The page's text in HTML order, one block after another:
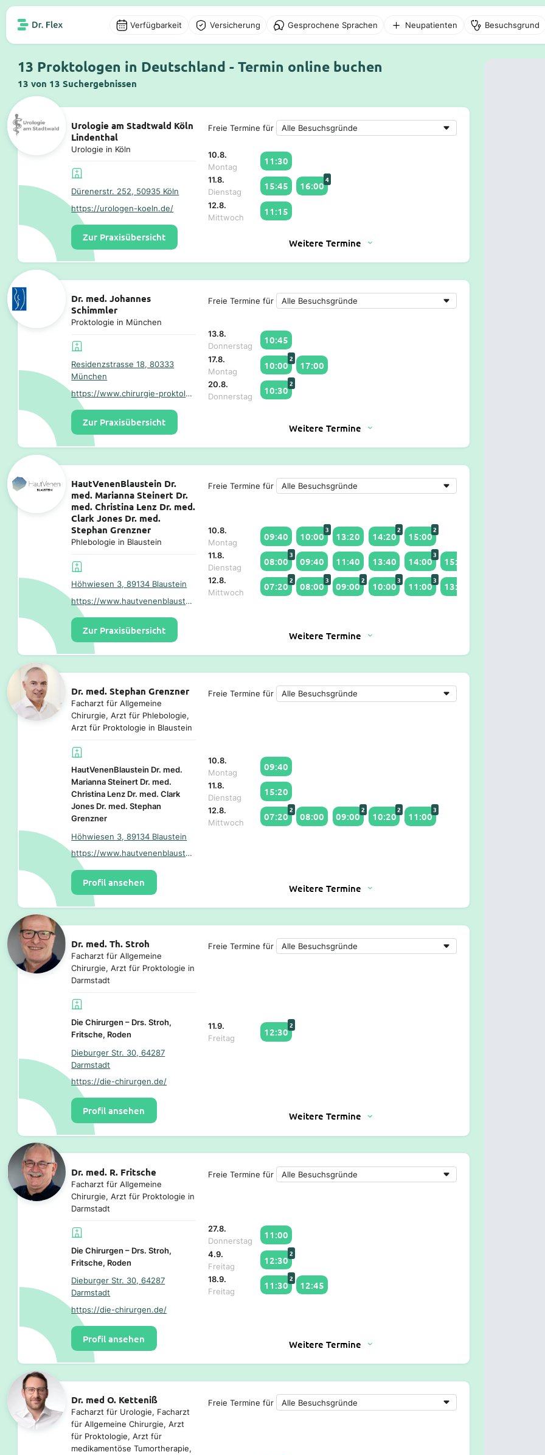
Verfügbarkeit Versicherung Gesprochene Sprachen Neupatienten Besuchsgrund
13 Proktologen in Deutschland - Termin online buchen
13 von 13 Suchergebnissen
Urologie am Stadtwald Köln
Lindenthal
Urologie in Köln
Dürenerstr. 252, 50935 Köln
https://urologen-koeln.de/
Zur Praxisübersicht
Freie Termine für
10.8.
Montag
11:30
11.8.
Dienstag
15:45 16:00
4
12.8.
Mittwoch
11:15
Weitere Termine
Dr. med. Johannes
Schimmler
Proktologie in München
Residenzstrasse 18, 80333
München
https://www.chirurgie-proktologie-muenchen.de/
Zur Praxisübersicht
Freie Termine für
13.8.
Donnerstag
10:45
17.8.
Montag
10:00
2
17:00
20.8.
Donnerstag
10:30
2
Weitere Termine
HautVenenBlaustein Dr.
med. Marianna Steinert Dr.
med. Christina Lenz Dr. med.
Clark Jones Dr. med.
Stephan Grenzner
Phlebologie in Blaustein
Höhwiesen 3, 89134 Blaustein
https://www.hautvenenblaustein.de/
Zur Praxisübersicht
Freie Termine für
10.8.
Montag
09:40 10:00
3
13:20 14:20
2
15:00
2
11.8.
Dienstag
08:00
3
09:40 11:40 13:40 14:00
3
15:20
12.8.
Mittwoch
07:20
2
08:00
3
09:00
2
10:00
3
11:00
3
13:20
Weitere Termine
Dr. med. Stephan Grenzner
Facharzt für Allgemeine
Chirurgie, Arzt für Phlebologie,
Arzt für Proktologie in Blaustein
HautVenenBlaustein Dr. med.
Marianna Steinert Dr. med.
Christina Lenz Dr. med. Clark
Jones Dr. med. Stephan
Grenzner
Höhwiesen 3, 89134 Blaustein
https://www.hautvenenblaustein.de/
Profil ansehen
Freie Termine für
10.8.
Montag
09:40
11.8.
Dienstag
15:20
12.8.
Mittwoch
07:20
2
08:00 09:00
2
10:20
2
11:00
3
Weitere Termine
Dr. med. Th. Stroh
Facharzt für Allgemeine
Chirurgie, Arzt für Proktologie in
Darmstadt
Die Chirurgen – Drs. Stroh,
Fritsche, Roden
Dieburger Str. 30, 64287
Darmstadt
https://die-chirurgen.de/
Profil ansehen
Freie Termine für
11.9.
Freitag
12:30
2
Weitere Termine
Dr. med. R. Fritsche
Facharzt für Allgemeine
Chirurgie, Arzt für Proktologie in
Darmstadt
Die Chirurgen – Drs. Stroh,
Fritsche, Roden
Dieburger Str. 30, 64287
Darmstadt
https://die-chirurgen.de/
Profil ansehen
Freie Termine für
27.8.
Donnerstag
11:00
4.9.
Freitag
12:30
2
18.9.
Freitag
11:30
2
12:45
Weitere Termine
Dr. med O. Ketteniß
Facharzt für Urologie, Facharzt
für Allgemeine Chirurgie, Arzt
für Proktologie, Arzt für
medikamentöse Tumortherapie,
Freie Termine für